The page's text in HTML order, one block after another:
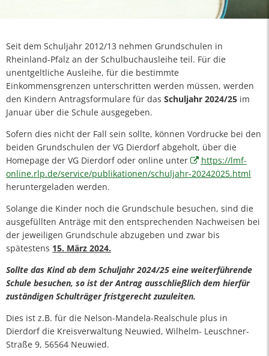
Seit dem Schuljahr 2012/13 nehmen Grundschulen in
Rheinland-Pfalz an der Schulbuchausleihe teil. Für die
unentgeltliche Ausleihe, für die bestimmte
Einkommensgrenzen unterschritten werden müssen, werden
den Kindern Antragsformulare für das Schuljahr 2024/25 im
Januar über die Schule ausgegeben.
Sofern dies nicht der Fall sein sollte, können Vordrucke bei den
beiden Grundschulen der VG Dierdorf abgeholt, über die
Homepage der VG Dierdorf oder online unter
https://lmf-
online.rlp.de/service/publikationen/schuljahr-20242025.html
heruntergeladen werden.
Solange die Kinder noch die Grundschule besuchen, sind die
ausgefüllten Anträge mit den entsprechenden Nachweisen bei
der jeweiligen Grundschule abzugeben und zwar bis
spätestens 15. März 2024.
Sollte das Kind ab dem Schuljahr 2024/25 eine weiterführende
Schule besuchen, so ist der Antrag ausschließlich dem hierfür
zuständigen Schulträger fristgerecht zuzuleiten.
Dies ist z.B. für die Nelson-Mandela-Realschule plus in
Dierdorf die Kreisverwaltung Neuwied, Wilhelm- Leuschner-
Straße 9, 56564 Neuwied.